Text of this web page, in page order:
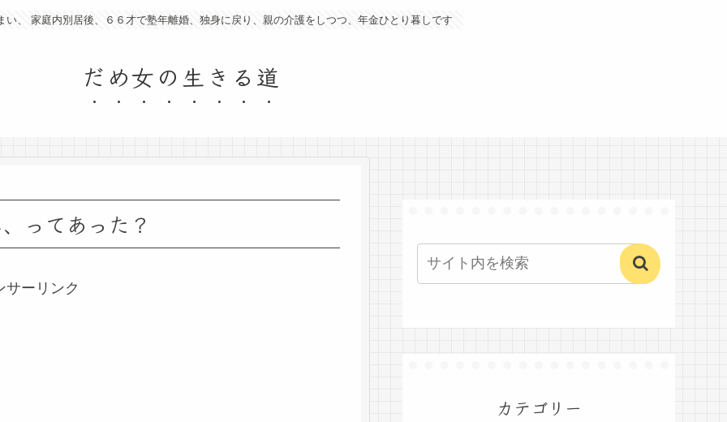
い、 家庭内別居後、６６才で塾年離婚、独身に戻り、親の介護をしつつ、年金ひとり暮しです
だめ女の生きる道
ってあった？
サーリンク
カテゴリー